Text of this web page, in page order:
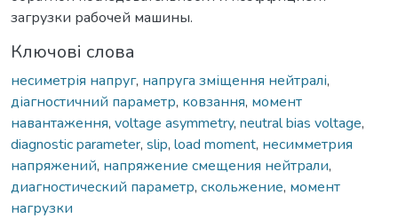
загрузки рабочей машины.
Ключові слова
несиметрія напруг, напруга зміщення нейтралі,
діагностичний параметр, ковзання, момент
навантаження, voltage asymmetry, neutral bias voltage,
diagnostic parameter, slip, load moment, несимметрия
напряжений, напряжение смещения нейтрали,
диагностический параметр, скольжение, момент
нагрузки